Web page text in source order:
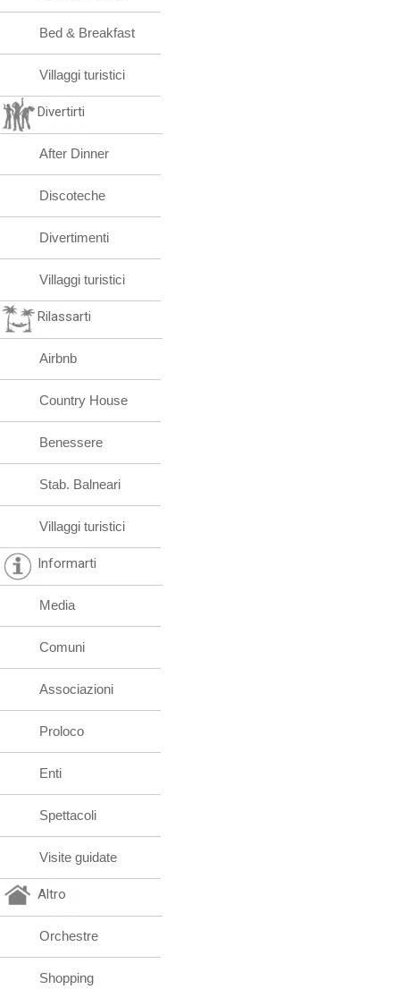
Bed & Breakfast
Villaggi turistici
Divertirti
After Dinner
Discoteche
Divertimenti
Villaggi turistici
Rilassarti
Airbnb
Country House
Benessere
Stab. Balneari
Villaggi turistici
Informarti
Media
Comuni
Associazioni
Proloco
Enti
Spettacoli
Visite guidate
Altro
Orchestre
Shopping